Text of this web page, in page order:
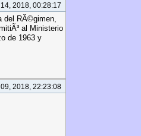
14, 2018, 00:28:17
del RÃ©gimen,
al Ministerio
de 1963 y
09, 2018, 22:23:08